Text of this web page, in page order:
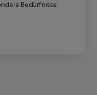
Bedürfnisse